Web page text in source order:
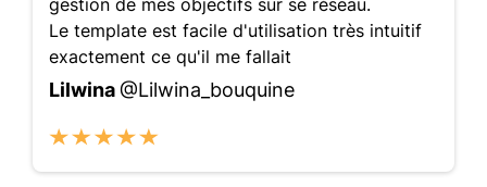
Le template est facile d'utilisation très intuitif
exactement ce qu'il me fallait
Lilwina@Lilwina_bouquine